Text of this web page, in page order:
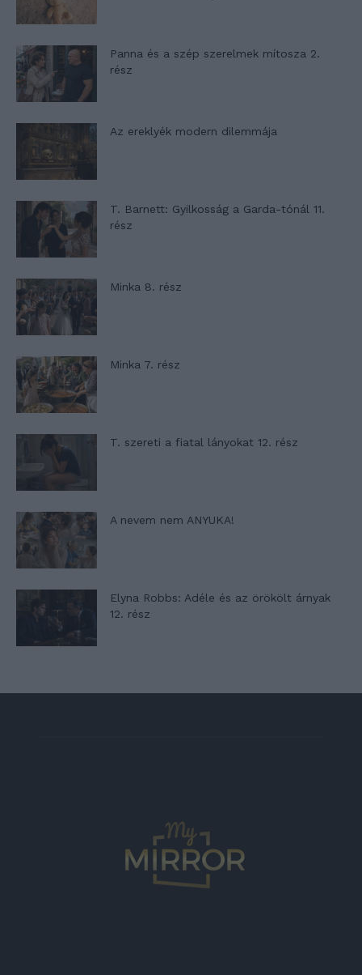
Panna és a szép szerelmek mítosza 2.
rész
Az ereklyék modern dilemmája
T. Barnett: Gyilkosság a Garda-tónál 11.
rész
Minka 8. rész
Minka 7. rész
T. szereti a fiatal lányokat 12. rész
A nevem nem ANYUKA!
Elyna Robbs: Adéle és az örökölt árnyak
12. rész